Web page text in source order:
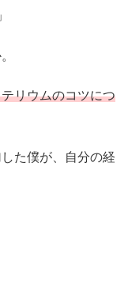
リウムのコツにつ
た僕が、自分の経